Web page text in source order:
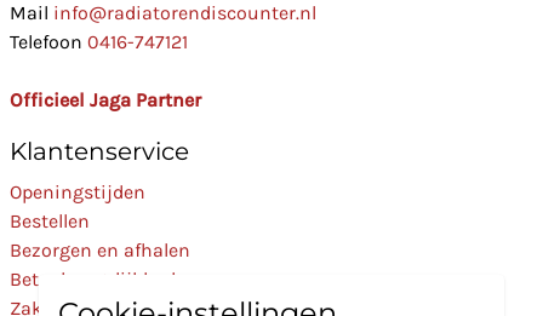
Mail info@radiatorendiscounter.nl
Telefoon 0416-747121
Officieel Jaga Partner
Klantenservice
Openingstijden
Bestellen
Bezorgen en afhalen
Betaalmogelijkheden
Zakelijk